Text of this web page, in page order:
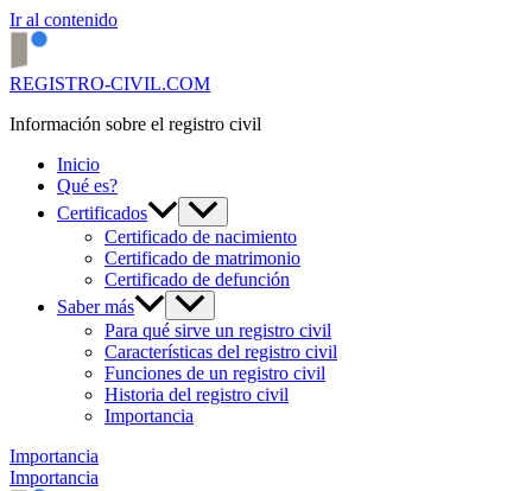
Ir al contenido
REGISTRO-CIVIL.COM
Información sobre el registro civil
Inicio
Qué es?
Certificados
Certificado de nacimiento
Certificado de matrimonio
Certificado de defunción
Saber más
Para qué sirve un registro civil
Características del registro civil
Funciones de un registro civil
Historia del registro civil
Importancia
Importancia
Importancia